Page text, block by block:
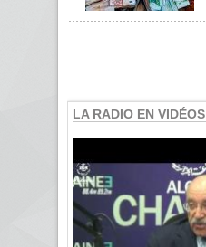
LA RADIO EN VIDÉOS